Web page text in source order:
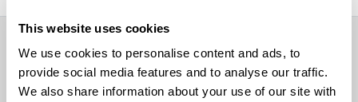
This website uses cookies
We use cookies to personalise content and ads, to
provide social media features and to analyse our traffic.
We also share information about your use of our site with
Servizi aggiuntivi